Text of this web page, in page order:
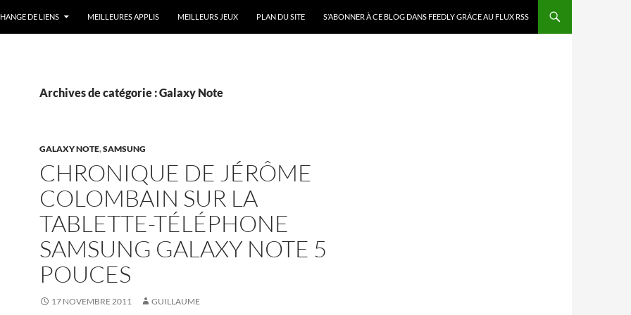
DE LIENS MEILLEURES APPLIS MEILLEURS JEUX PLAN DU SITE S’ABONNER À CE BLOG DANS FEEDLY GRÂCE AU FLUX RSS
Archives de catégorie : Galaxy Note
GALAXY NOTE,SAMSUNG
CHRONIQUE DE JÉRÔME
COLOMBAIN SUR LA
TABLETTE-TÉLÉPHONE
SAMSUNG GALAXY NOTE 5
POUCES
17 NOVEMBRE 2011 GUILLAUME